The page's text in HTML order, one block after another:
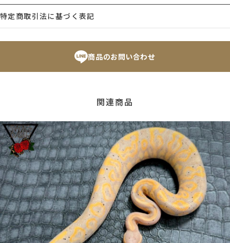
特定商取引法に基づく表記
商品のお問い合わせ
関連商品